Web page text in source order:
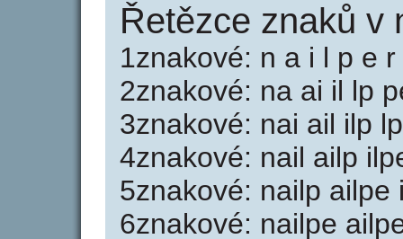
Řetězce znaků v
1znakové: n a i l p e
2znakové: na ai il lp
3znakové: nai ail ilp
4znakové: nail ailp
5znakové: nailp
6znakové: nailpe